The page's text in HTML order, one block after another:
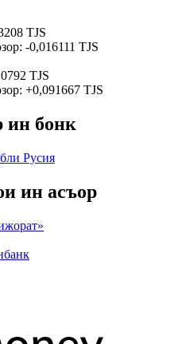
TJS
: -0,016111 TJS
TJS
: +0,091667 TJS
ин бонк
Русия
ин асъор